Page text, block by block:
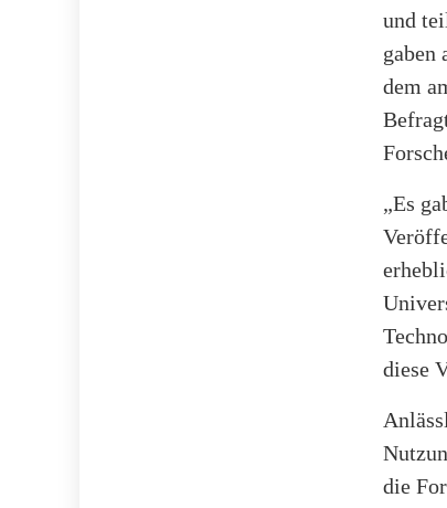
und
gaben
dem
„Es
diese
die